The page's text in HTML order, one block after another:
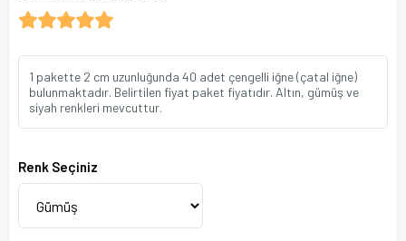
1 pakette 2 cm uzunluğunda 40 adet çengelli iğne (çatal iğne)
bulunmaktadır. Belirtilen fiyat paket fiyatıdır. Altın, gümüş ve
siyah renkleri mevcuttur.
Renk Seçiniz